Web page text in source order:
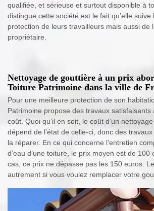
qualifiée, et sérieuse et surtout disponible à
distingue cette société est le fait qu’elle suive
protection de leurs travailleurs mais aussi de
propriétaire.
Nettoyage de gouttière à un prix
Toiture Patrimoine dans la ville de
Pour une meilleure protection de son
Patrimoine propose des travaux satisfaisants
coût. Quoi qu’il en soit, le coût d’un
dépend de l’état de celle-ci, donc des
la réparer. En ce qui concerne l’entretien
d’eau d’une toiture, le prix moyen est de
cas, ce prix ne dépasse pas les 150 euros.
autrement si vous voulez remplacer votre